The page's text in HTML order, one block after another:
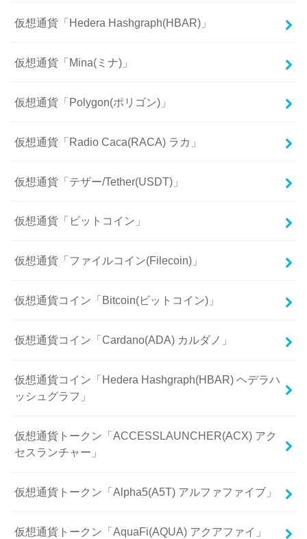
仮想通貨「Hedera Hashgraph(HBAR)」
仮想通貨「Mina(ミナ)」
仮想通貨「Polygon(ポリゴン)」
仮想通貨「Radio Caca(RACA) ラカ」
仮想通貨「テザー/Tether(USDT)」
仮想通貨「ビットコイン」
仮想通貨「ファイルコイン(Filecoin)」
仮想通貨コイン「Bitcoin(ビットコイン)」
仮想通貨コイン「Cardano(ADA) カルダノ」
仮想通貨コイン「Hedera Hashgraph(HBAR) ヘデラハ
ッシュグラフ」
仮想通貨トークン「ACCESSLAUNCHER(ACX) アク
セスランチャー」
仮想通貨トークン「Alpha5(A5T) アルファファイブ」
仮想通貨トークン「AquaFi(AQUA) アクアファイ」